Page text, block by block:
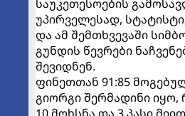
საუკეთესოების
უპირველესად,
და ამ შემთხვევაში
გუნდის წევრები
შევიდნენ.
ფინეთთან 91:85
გიორგი შერმადინი